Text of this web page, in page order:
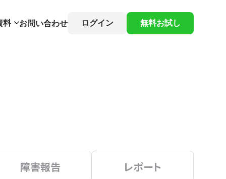
料 お問い合わせ ログイン 無料お試し
障害報告 レポート